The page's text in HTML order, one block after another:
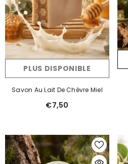
PLUS DISPONIBLE
Savon Au Lait De Chèvre Miel
€7,50